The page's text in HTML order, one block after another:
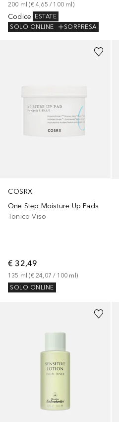
200 ml (€ 4,65 / 100 ml)
Codice: ESTATE
SOLO ONLINE
SORPRESA
COSRX
One Step Moisture Up Pads
Tonico Viso
€ 32,49
135 ml (€ 24,07 / 100 ml )
SOLO ONLINE